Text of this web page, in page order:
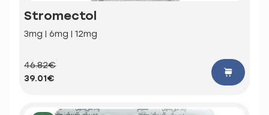
Stromectol
3mg | 6mg | 12mg
46.82€
39.01€